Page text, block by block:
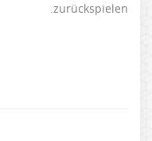
zurückspielen.